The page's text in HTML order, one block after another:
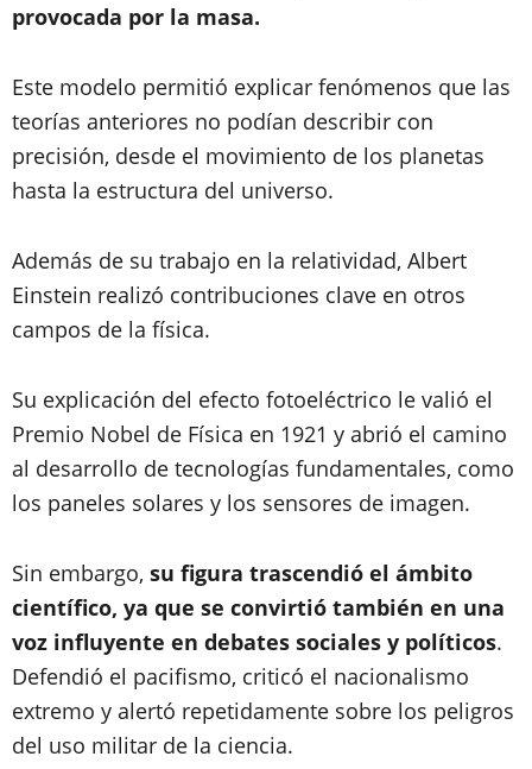
provocada por la masa.
Este modelo permitió explicar fenómenos que las
teorías anteriores no podían describir con
precisión, desde el movimiento de los planetas
hasta la estructura del universo.
Además de su trabajo en la relatividad, Albert
Einstein realizó contribuciones clave en otros
campos de la física.
Su explicación del efecto fotoeléctrico le valió el
Premio Nobel de Física en 1921 y abrió el camino
al desarrollo de tecnologías fundamentales, como
los paneles solares y los sensores de imagen.
Sin embargo, su figura trascendió el ámbito
científico, ya que se convirtió también en una
voz influyente en debates sociales y políticos.
Defendió el pacifismo, criticó el nacionalismo
extremo y alertó repetidamente sobre los peligros
del uso militar de la ciencia.